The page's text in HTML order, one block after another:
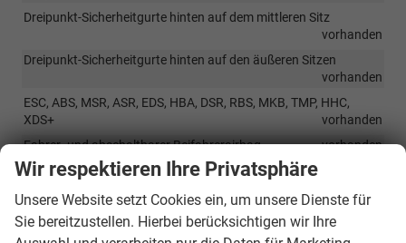
Dreipunkt-Sicherheitgurte hinten auf dem mittleren Sitz
vorhanden
Dreipunkt-Sicherheitgurte hinten auf den äußeren Sitzen
vorhanden
ESC, ABS, MSR, ASR, EDS, HBA, DSR, RBS, MKB, TMP, HHC,
XDS+
vorhanden
Fahrer- und abschaltbarer Beifahrerairbag
vorhanden
Fahrer-Knieairbag
Front Assist + Pedestrian Monitor
vorhanden
Gurtanlegesignalisation für alle Sitze
vorhanden
Wir respektieren Ihre Privatsphäre
Unsere Website setzt Cookies ein, um unsere Dienste für
Sie bereitzustellen. Hierbei berücksichtigen wir Ihre